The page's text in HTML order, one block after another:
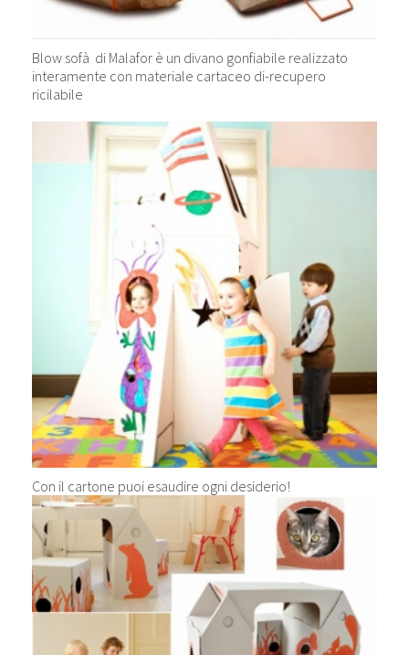
Blow sofà di Malafor è un divano gonfiabile realizzato
interamente con materiale cartaceo di-recupero
ricilabile
Con il cartone puoi esaudire ogni desiderio!